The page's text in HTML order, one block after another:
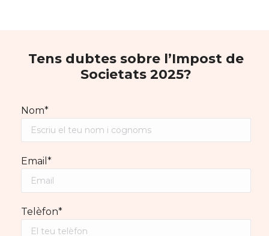
Tens dubtes sobre l’Impost de
Societats 2025?
Nom*
Email*
Telèfon*